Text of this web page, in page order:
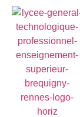
par
BTS
2025